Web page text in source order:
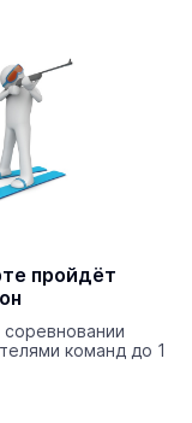
пройдёт
соревновании
команд до 1